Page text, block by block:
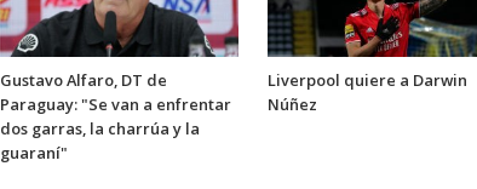
Gustavo Alfaro, DT de
Paraguay: "Se van a enfrentar
dos garras, la charrúa y la
guaraní"
Liverpool quiere a Darwin
Núñez